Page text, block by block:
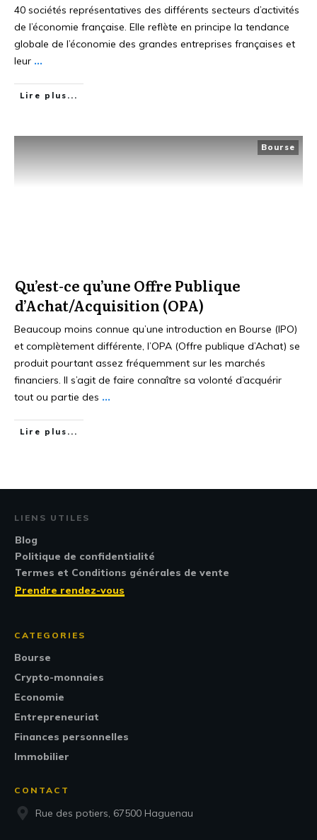
40 sociétés représentatives des différents secteurs d’activités
de l’économie française. Elle reflète en principe la tendance
globale de l’économie des grandes entreprises françaises et
leur ...
Lire plus...
Bourse
Qu’est-ce qu’une Offre Publique
d’Achat/Acquisition (OPA)
Beaucoup moins connue qu’une introduction en Bourse (IPO)
et complètement différente, l’OPA (Offre publique d’Achat) se
produit pourtant assez fréquemment sur les marchés
financiers. Il s’agit de faire connaître sa volonté d’acquérir
tout ou partie des ...
Lire plus...
LIENS UTILES
Blog
Politique de confidentialité
Termes et Conditions générales de vente
Prendre rendez-vous
CATEGORIES
Bourse
Crypto-monnaies
Economie
Entrepreneuriat
Finances personnelles
Immobilier
CONTACT
Rue des potiers, 67500 Haguenau